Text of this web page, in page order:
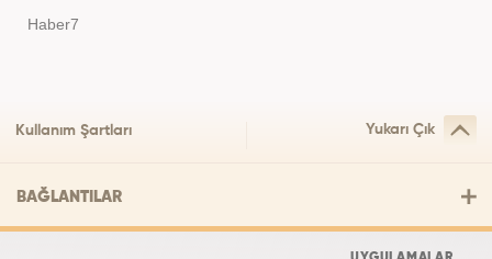
Haber7
Kullanım Şartları Yukarı Çık
BAĞLANTILAR